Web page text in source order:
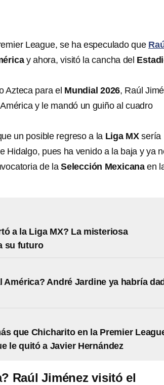
League, se ha especulado que
y ahora, visitó la cancha del
Azteca para el Mundial 2026, Raúl
y le mandó un guiño al cuadro
un posible regreso a la Liga MXsería
Hidalgo, pues ha venido a la baja y ya
de laSelección Mexicana en
a la Liga MX? La misteriosa
su futuro
América? André Jardine ya habría
que Chicharito en la Premier
le quitó a Javier Hernández
Raúl Jiménez visitó el